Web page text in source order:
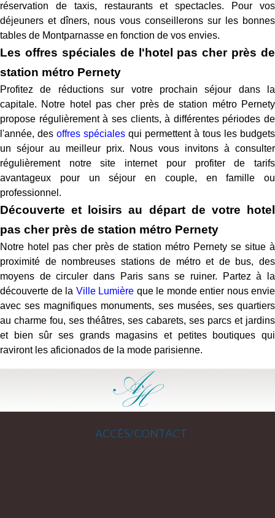
réservation de taxis, restaurants et spectacles. Pour vos
déjeuners et dîners, nous vous conseillerons sur les bonnes
tables de Montparnasse en fonction de vos envies.
Les offres spéciales de l'hotel pas cher près de
station métro Pernety
Profitez de réductions sur votre prochain séjour dans la
capitale. Notre hotel pas cher près de station métro Pernety
propose régulièrement à ses clients, à différentes périodes de
l'année, des offres spéciales qui permettent à tous les budgets
un séjour au meilleur prix. Nous vous invitons à consulter
régulièrement notre site internet pour profiter de tarifs
avantageux pour un séjour en couple, en famille ou
professionnel.
Découverte et loisirs au départ de votre hotel
pas cher près de station métro Pernety
Notre hotel pas cher près de station métro Pernety se situe à
proximité de nombreuses stations de métro et de bus, des
moyens de circuler dans Paris sans se ruiner. Partez à la
découverte de la Ville Lumière que le monde entier nous envie
avec ses magnifiques monuments, ses musées, ses quartiers
au charme fou, ses théâtres, ses cabarets, ses parcs et jardins
et bien sûr ses grands magasins et petites boutiques qui
raviront les aficionados de la mode parisienne.
ACCÈS/CONTACT